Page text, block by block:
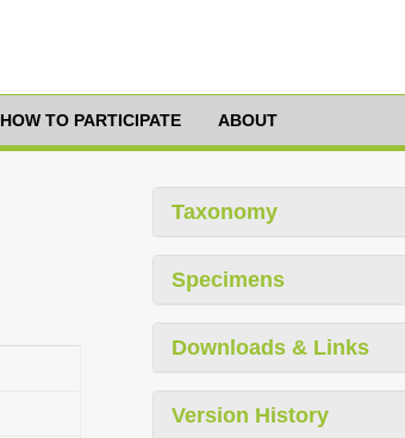
HOW TO PARTICIPATE ABOUT
Taxonomy
Specimens
Downloads & Links
Version History